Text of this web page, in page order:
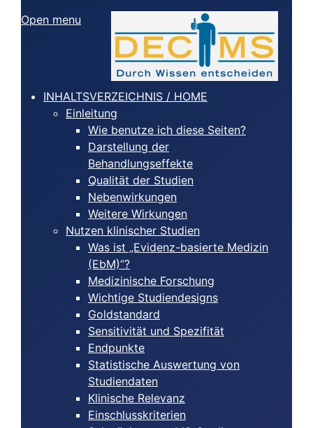
Open menu
INHALTSVERZEICHNIS / HOME
Einleitung
Wie benutze ich diese Seiten?
Darstellung der
Behandlungseffekte
Qualität der Studien
Nebenwirkungen
Weitere Wirkungen
Nutzen klinischer Studien
Was ist „Evidenz-basierte Medizin
(EbM)“?
Medizinische Forschung
Wichtige Studiendesigns
Goldstandard
Sensitivität und Spezifität
Endpunkte
Statistische Auswertung von
Studiendaten
Klinische Relevanz
Einschlusskriterien